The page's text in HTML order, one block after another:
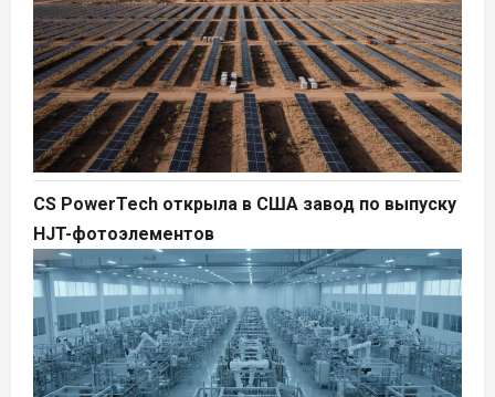
CS PowerTech открыла в США завод по выпуску
HJT-фотоэлементов